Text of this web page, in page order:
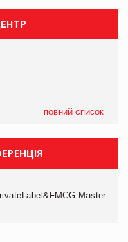
повний список
Master-